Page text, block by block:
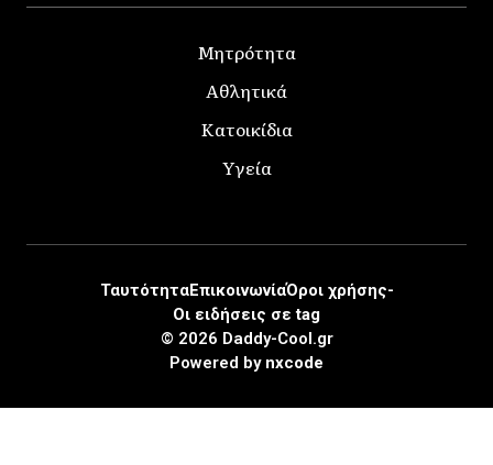
Μητρότητα
Αθλητικά
Κατοικίδια
Υγεία
© 2026 Daddy-Cool.gr
ΤαυτότηταΕπικοινωνίαΌροι χρήσης-
Οι ειδήσεις σε tag
Powered by nxcode